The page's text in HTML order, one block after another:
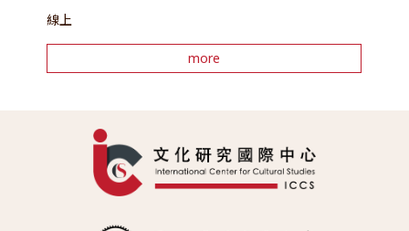
線上
more